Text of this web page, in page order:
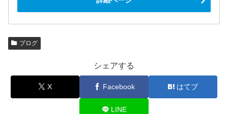
ブログ
シェアする
X Facebook はてブ
LINE